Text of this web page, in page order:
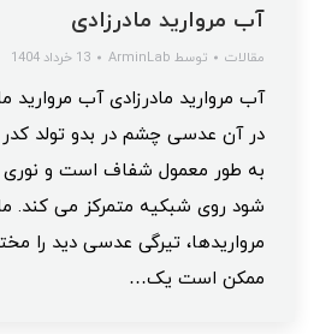
آب مروارید مادرزادی
مقالات توسط ArminLab 13 خرداد 1404
آب مروارید مادرزادی آب مروارید
در آن عدسی چشم در بدو تولد
به طور معمول شفاف است و نوری
شود روی شبکیه متمرکز می کند.
مرواریدها، تیرگی عدسی دید را
ممکن است یک…